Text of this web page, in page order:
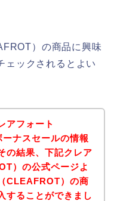
）の商品に興味
ェックされるとよい
アフォート
ナスセールの情報
の結果、下記クレア
）の公式ページよ
CLEAFROT）の商
することができまし